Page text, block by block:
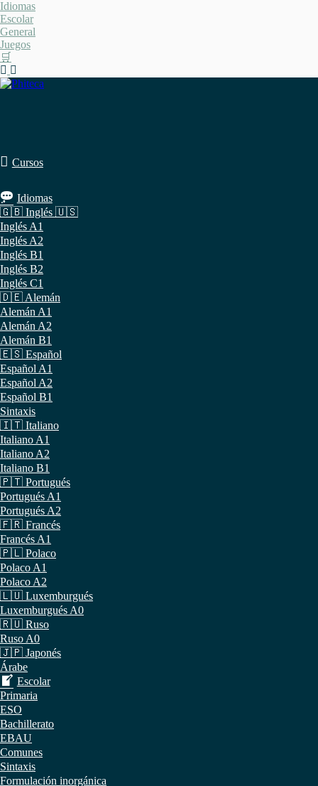
Saltar
al
contenido
Idiomas
Escolar
General
Juegos
🛒
Cursos
Idiomas
🇬🇧 Inglés 🇺🇸
Inglés A1
Inglés A2
Inglés B1
Inglés B2
Inglés C1
🇩🇪 Alemán
Alemán A1
Alemán A2
Alemán B1
🇪🇸 Español
Español A1
Español A2
Español B1
Sintaxis
🇮🇹 Italiano
Italiano A1
Italiano A2
Italiano B1
🇵🇹 Portugués
Portugués A1
Portugués A2
🇫🇷 Francés
Francés A1
🇵🇱 Polaco
Polaco A1
Polaco A2
🇱🇺 Luxemburgués
Luxemburgués A0
🇷🇺 Ruso
Ruso A0
🇯🇵 Japonés
Árabe
Escolar
Primaria
ESO
Bachillerato
EBAU
Comunes
Sintaxis
Formulación inorgánica